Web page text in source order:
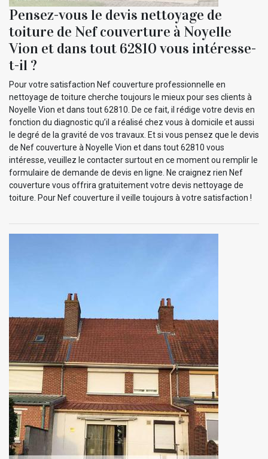
Pensez-vous le devis nettoyage de
toiture de Nef couverture à Noyelle
Vion et dans tout 62810 vous intéresse-
t-il ?
Pour votre satisfaction Nef couverture professionnelle en
nettoyage de toiture cherche toujours le mieux pour ses clients à
Noyelle Vion et dans tout 62810. De ce fait, il rédige votre devis en
fonction du diagnostic qu’il a réalisé chez vous à domicile et aussi
le degré de la gravité de vos travaux. Et si vous pensez que le devis
de Nef couverture à Noyelle Vion et dans tout 62810 vous
intéresse, veuillez le contacter surtout en ce moment ou remplir le
formulaire de demande de devis en ligne. Ne craignez rien Nef
couverture vous offrira gratuitement votre devis nettoyage de
toiture. Pour Nef couverture il veille toujours à votre satisfaction !